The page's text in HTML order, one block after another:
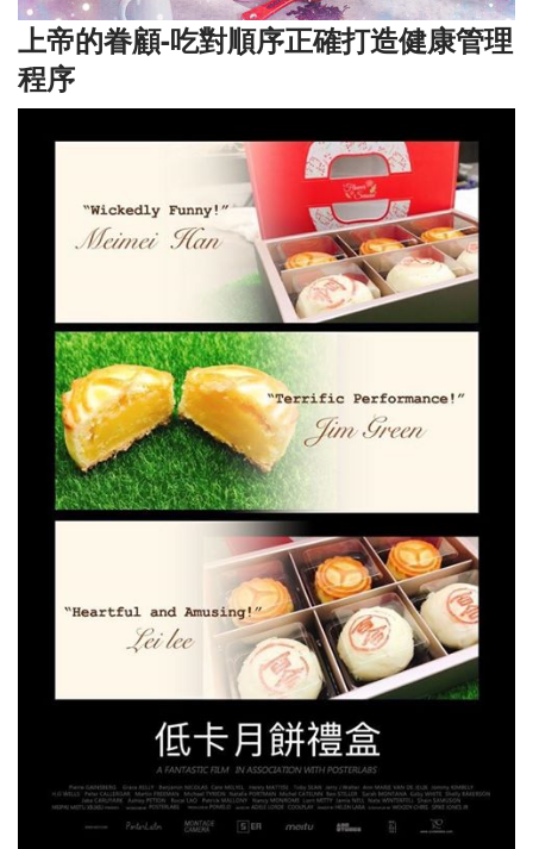
上帝的眷顧-吃對順序正確打造健康管理
程序